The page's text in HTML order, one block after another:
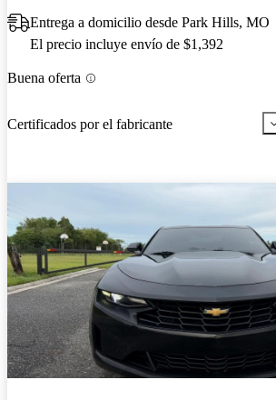
Entrega a domicilio desde Park Hills, MO
El precio incluye envío de $1,392
Buena oferta
Certificados por el fabricante